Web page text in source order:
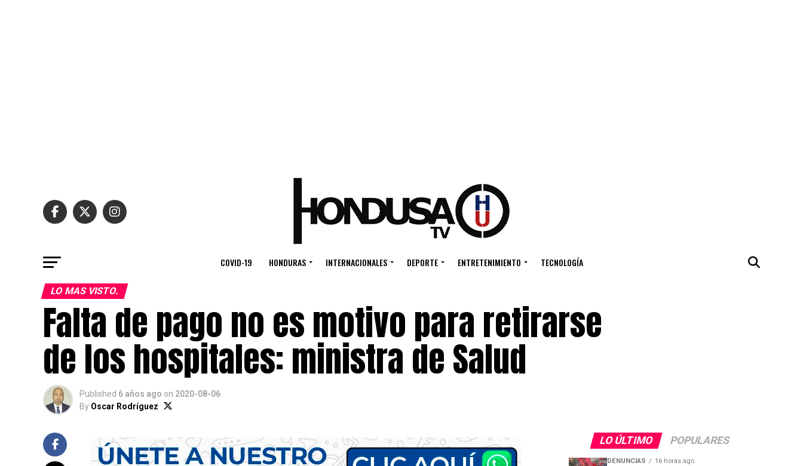
COVID-19 HONDURAS INTERNACIONALES DEPORTE ENTRETENIMIENTO TECNOLOGÍA
LO MAS VISTO.
Falta de pago no es motivo para retirarse
de los hospitales: ministra de Salud
Published 6 años ago on 2020-08-06
By Oscar Rodríguez
LO ÚLTIMO POPULARES
DENUNCIAS 16 horas ago